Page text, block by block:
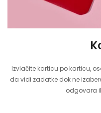
Izvlačite karticu po karticu,
da vidi zadatke dok ne
odgovara